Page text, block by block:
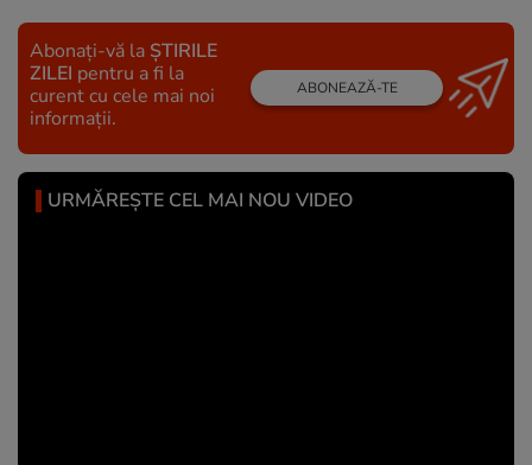
Abonați-vă la ȘTIRILE
ZILEI pentru a fi la
curent cu cele mai noi
informații.
ABONEAZĂ-TE
URMĂREȘTE CEL MAI NOU VIDEO